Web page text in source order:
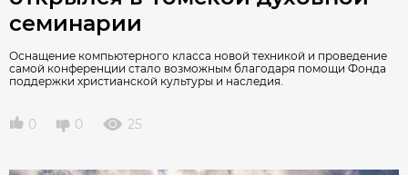
семинарии
Оснащение компьютерного класса новой техникой и проведение
самой конференции стало возможным благодаря помощи Фонда
поддержки христианской культуры и наследия.
0 0 25